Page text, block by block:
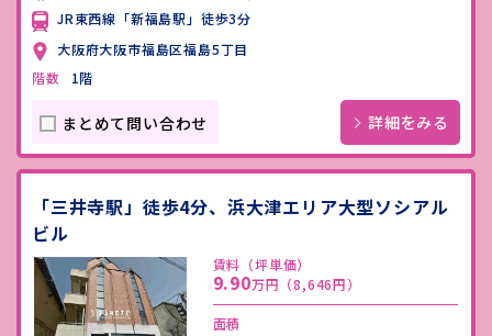
JR東西線「新福島駅」徒歩3分
大阪府大阪市福島区福島5丁目
階数
1階
まとめて問い合わせ 詳細をみる
「三井寺駅」徒歩4分、浜大津エリア大型ソシアル
ビル
賃料（坪単価）
9.90万円 （8,646円）
面積